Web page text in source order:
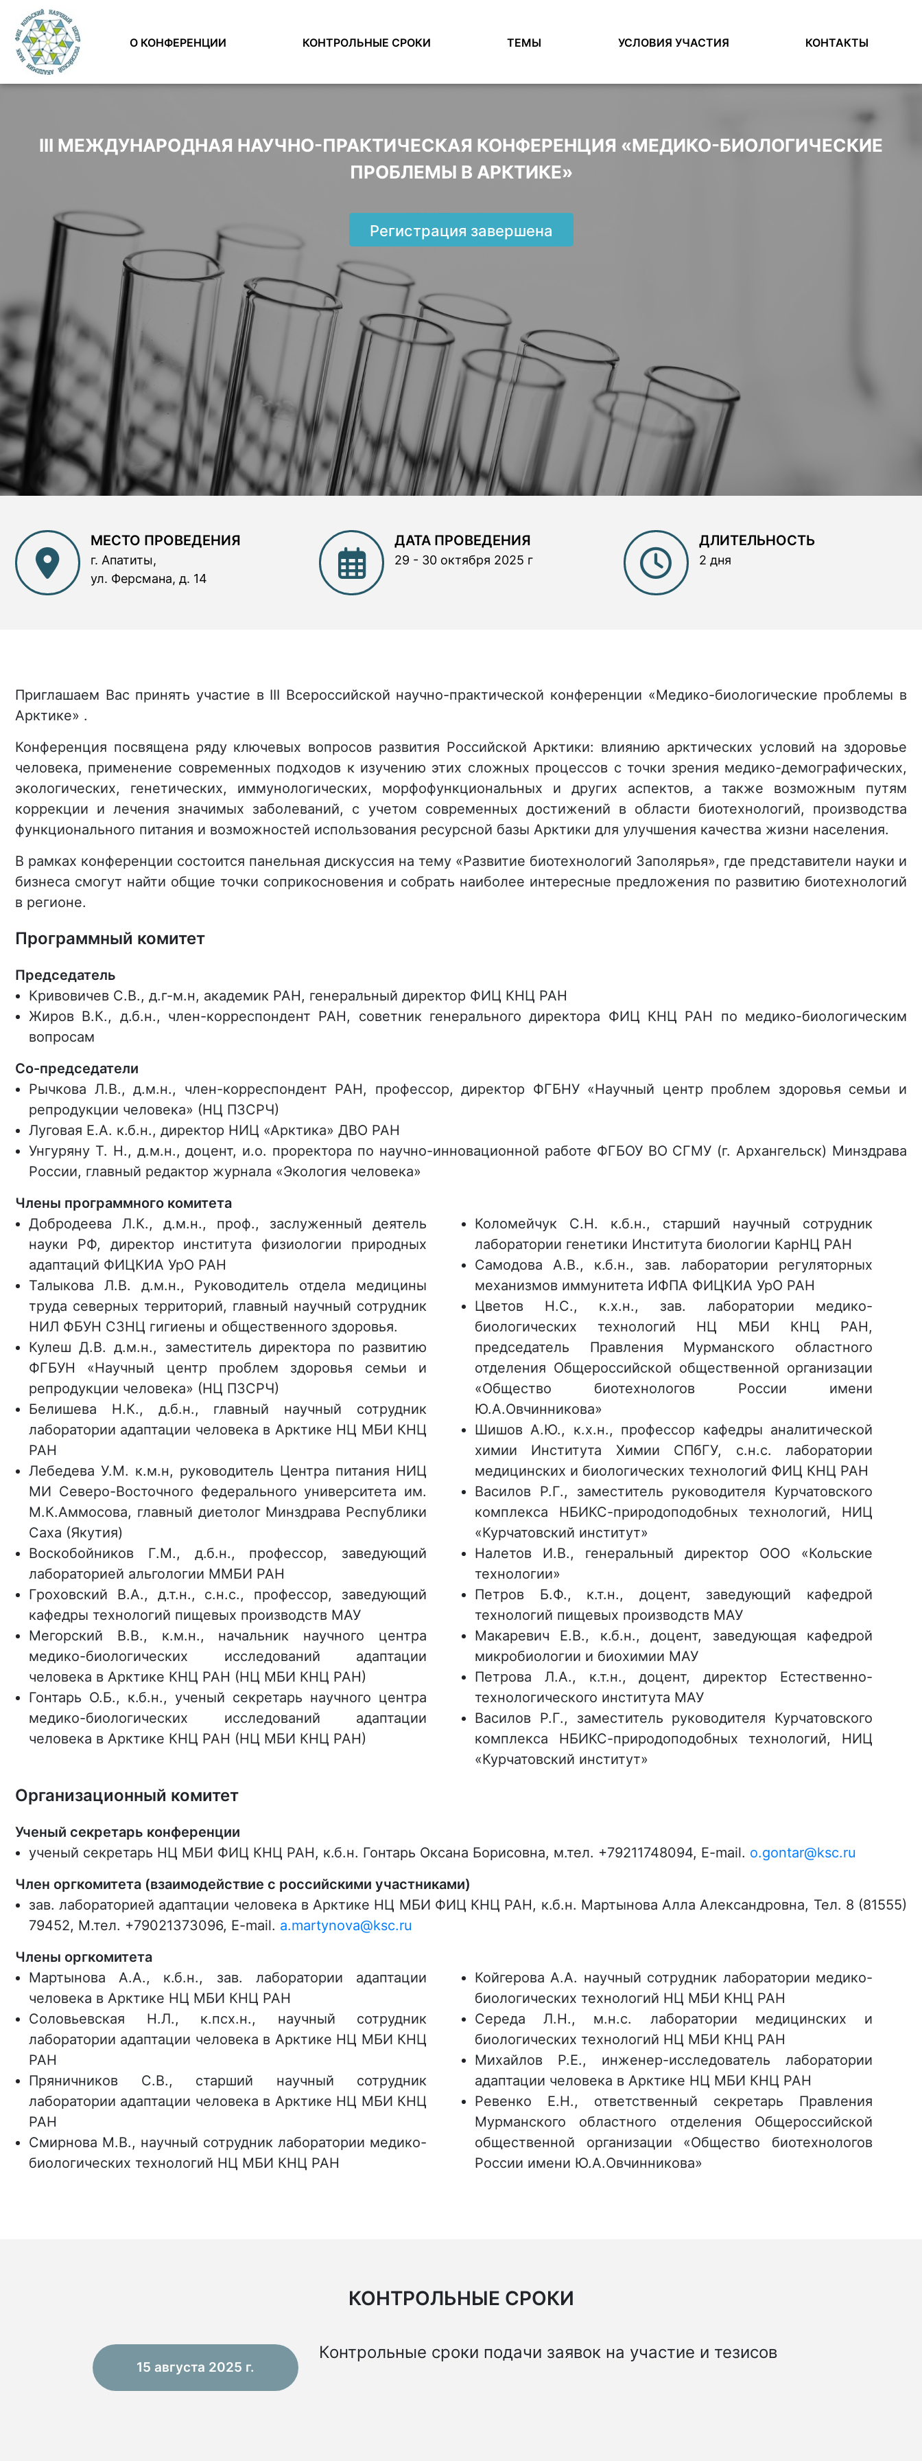
О КОНФЕРЕНЦИИ КОНТРОЛЬНЫЕ СРОКИ ТЕМЫ УСЛОВИЯ УЧАСТИЯ КОНТАКТЫ
III МЕЖДУНАРОДНАЯ НАУЧНО-ПРАКТИЧЕСКАЯ КОНФЕРЕНЦИЯ «МЕДИКО-БИОЛОГИЧЕСКИЕ
ПРОБЛЕМЫ В АРКТИКЕ»
Регистрация завершена
МЕСТО ПРОВЕДЕНИЯ
г. Апатиты,
ул. Ферсмана, д. 14
ДАТА ПРОВЕДЕНИЯ
29 - 30 октября 2025 г
ДЛИТЕЛЬНОСТЬ
2 дня
Приглашаем Вас принять участие в III Всероссийской научно-практической конференции «Медико-биологические проблемы в
Арктике» .
Конференция посвящена ряду ключевых вопросов развития Российской Арктики: влиянию арктических условий на здоровье
человека, применение современных подходов к изучению этих сложных процессов с точки зрения медико-демографических,
экологических, генетических, иммунологических, морфофункциональных и других аспектов, а также возможным путям
коррекции и лечения значимых заболеваний, с учетом современных достижений в области биотехнологий, производства
функционального питания и возможностей использования ресурсной базы Арктики для улучшения качества жизни населения.
В рамках конференции состоится панельная дискуссия на тему «Развитие биотехнологий Заполярья», где представители науки и
бизнеса смогут найти общие точки соприкосновения и собрать наиболее интересные предложения по развитию биотехнологий
в регионе.
Программный комитет
Председатель
Кривовичев С.В., д.г-м.н, академик РАН, генеральный директор ФИЦ КНЦ РАН
Жиров В.К., д.б.н., член-корреспондент РАН, советник генерального директора ФИЦ КНЦ РАН по медико-биологическим
вопросам
Со-председатели
Рычкова Л.В., д.м.н., член-корреспондент РАН, профессор, директор ФГБНУ «Научный центр проблем здоровья семьи и
репродукции человека» (НЦ ПЗСРЧ)
Луговая Е.А. к.б.н., директор НИЦ «Арктика» ДВО РАН
Унгуряну Т. Н., д.м.н., доцент, и.о. проректора по научно-инновационной работе ФГБОУ ВО СГМУ (г. Архангельск) Минздрава
России, главный редактор журнала «Экология человека»
Члены программного комитета
Добродеева Л.К., д.м.н., проф., заслуженный деятель
науки РФ, директор института физиологии природных
адаптаций ФИЦКИА УрО РАН
Талыкова Л.В. д.м.н., Руководитель отдела медицины
труда северных территорий, главный научный сотрудник
НИЛ ФБУН СЗНЦ гигиены и общественного здоровья.
Кулеш Д.В. д.м.н., заместитель директора по развитию
ФГБУН «Научный центр проблем здоровья семьи и
репродукции человека» (НЦ ПЗСРЧ)
Белишева Н.К., д.б.н., главный научный сотрудник
лаборатории адаптации человека в Арктике НЦ МБИ КНЦ
РАН
Лебедева У.М. к.м.н, руководитель Центра питания НИЦ
МИ Северо-Восточного федерального университета им.
М.К.Аммосова, главный диетолог Минздрава Республики
Саха (Якутия)
Воскобойников Г.М., д.б.н., профессор, заведующий
лабораторией альгологии ММБИ РАН
Гроховский В.А., д.т.н., с.н.с., профессор, заведующий
кафедры технологий пищевых производств МАУ
Мегорский В.В., к.м.н., начальник научного центра
медико-биологических исследований адаптации
человека в Арктике КНЦ РАН (НЦ МБИ КНЦ РАН)
Гонтарь О.Б., к.б.н., ученый секретарь научного центра
медико-биологических исследований адаптации
человека в Арктике КНЦ РАН (НЦ МБИ КНЦ РАН)
Коломейчук С.Н. к.б.н., старший научный сотрудник
лаборатории генетики Института биологии КарНЦ РАН
Самодова А.В., к.б.н., зав. лаборатории регуляторных
механизмов иммунитета ИФПА ФИЦКИА УрО РАН
Цветов Н.С., к.х.н., зав. лаборатории медико-
биологических технологий НЦ МБИ КНЦ РАН,
председатель Правления Мурманского областного
отделения Общероссийской общественной организации
«Общество биотехнологов России имени
Ю.А.Овчинникова»
Шишов А.Ю., к.х.н., профессор кафедры аналитической
химии Института Химии СПбГУ, с.н.с. лаборатории
медицинских и биологических технологий ФИЦ КНЦ РАН
Василов Р.Г., заместитель руководителя Курчатовского
комплекса НБИКС-природоподобных технологий, НИЦ
«Курчатовский институт»
Налетов И.В., генеральный директор ООО «Кольские
технологии»
Петров Б.Ф., к.т.н., доцент, заведующий кафедрой
технологий пищевых производств МАУ
Макаревич Е.В., к.б.н., доцент, заведующая кафедрой
микробиологии и биохимии МАУ
Петрова Л.А., к.т.н., доцент, директор Естественно-
технологического института МАУ
Василов Р.Г., заместитель руководителя Курчатовского
комплекса НБИКС-природоподобных технологий, НИЦ
«Курчатовский институт»
Организационный комитет
Ученый секретарь конференции
ученый секретарь НЦ МБИ ФИЦ КНЦ РАН, к.б.н. Гонтарь Оксана Борисовна, м.тел. +79211748094, E-mail. o.gontar@ksc.ru
Член оргкомитета (взаимодействие с российскими участниками)
зав. лабораторией адаптации человека в Арктике НЦ МБИ ФИЦ КНЦ РАН, к.б.н. Мартынова Алла Александровна, Тел. 8 (81555)
79452, М.тел. +79021373096, E-mail. a.martynova@ksc.ru
Члены оргкомитета
Мартынова А.А., к.б.н., зав. лаборатории адаптации
человека в Арктике НЦ МБИ КНЦ РАН
Соловьевская Н.Л., к.псх.н., научный сотрудник
лаборатории адаптации человека в Арктике НЦ МБИ КНЦ
РАН
Пряничников С.В., старший научный сотрудник
лаборатории адаптации человека в Арктике НЦ МБИ КНЦ
РАН
Смирнова М.В., научный сотрудник лаборатории медико-
биологических технологий НЦ МБИ КНЦ РАН
Койгерова А.А. научный сотрудник лаборатории медико-
биологических технологий НЦ МБИ КНЦ РАН
Середа Л.Н., м.н.с. лаборатории медицинских и
биологических технологий НЦ МБИ КНЦ РАН
Михайлов Р.Е., инженер-исследователь лаборатории
адаптации человека в Арктике НЦ МБИ КНЦ РАН
Ревенко Е.Н., ответственный секретарь Правления
Мурманского областного отделения Общероссийской
общественной организации «Общество биотехнологов
России имени Ю.А.Овчинникова»
КОНТРОЛЬНЫЕ СРОКИ
15 августа 2025 г.
Контрольные сроки подачи заявок на участие и тезисов